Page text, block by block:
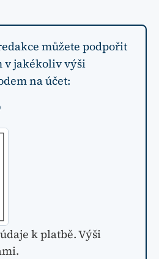
můžete podpořit
v jakékoliv výši
na účet:
k platbě. Výši